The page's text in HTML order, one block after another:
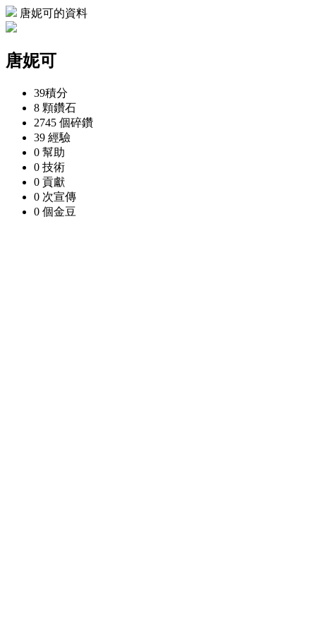
唐妮可的資料
唐妮可
39積分
8 顆鑽石
2745 個碎鑽
39 經驗
0 幫助
0 技術
0 貢獻
0 次宣傳
0 個金豆